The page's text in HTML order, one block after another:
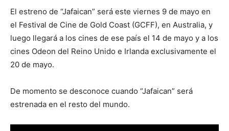
El estreno de “Jafaican” será este viernes 9 de mayo en
el Festival de Cine de Gold Coast (GCFF), en Australia, y
luego llegará a los cines de ese país el 14 de mayo y a los
cines Odeon del Reino Unido e Irlanda exclusivamente el
20 de mayo.
De momento se desconoce cuando “Jafaican” será
estrenada en el resto del mundo.